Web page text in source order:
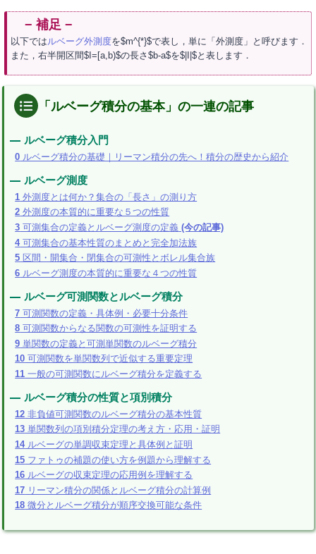
以下ではルベーグ外測度を$m^{*}$で表し，単に「外測度」と呼びます．
また，右半開区間$I=[a,b)$の長さ$b-a$を$|I|$と表します．
「ルベーグ積分の基本」の一連の記事
ルベーグ積分入門
0 ルベーグ積分の基礎｜リーマン積分の先へ！積分の歴史から紹介
ルベーグ測度
1 外測度とは何か？集合の「長さ」の測り方
2 外測度の本質的に重要な５つの性質
3 可測集合の定義とルベーグ測度の定義 (今の記事)
4可測集合の基本性質のまとめと完全加法族
5 区間・開集合・閉集合の可測性とボレル集合族
6 ルベーグ測度の本質的に重要な４つの性質
ルベーグ可測関数とルベーグ積分
7 可測関数の定義・具体例・必要十分条件
8 可測関数からなる関数の可測性を証明する
9 単関数の定義と可測単関数のルベーグ積分
10 可測関数を単関数列で近似する重要定理
11 一般の可測関数にルベーグ積分を定義する
ルベーグ積分の性質と項別積分
12 非負値可測関数のルベーグ積分の基本性質
13 単関数列の項別積分定理の考え方・応用・証明
14ルベーグの単調収束定理と具体例と証明
15 ファトゥの補題の使い方を例題から理解する
16 ルベーグの収束定理の応用例を理解する
17 リーマン積分の関係とルベーグ積分の計算例
18 微分とルベーグ積分が順序交換可能な条件